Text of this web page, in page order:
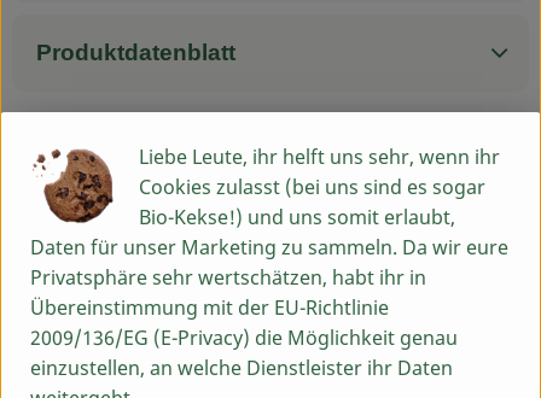
Produktdatenblatt
Herkunft
Hersteller: LEBENSBAUM
LEBENSBAUM
Liebe Leute, ihr helft uns sehr, wenn ihr
Cookies zulasst (bei uns sind es sogar
Bio-Kekse!) und uns somit erlaubt,
Daten für unser Marketing zu sammeln. Da wir eure
Privatsphäre sehr wertschätzen, habt ihr in
Übereinstimmung mit der EU-Richtlinie
2009/136/EG (E-Privacy) die Möglichkeit genau
einzustellen, an welche Dienstleister ihr Daten